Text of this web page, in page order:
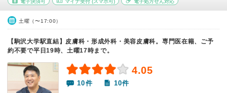
電子決済可 マイナ受付(スマホ可) 電子処方せん対応
土曜（〜17:00）
【駒沢大学駅直結】皮膚科・形成外科・美容皮膚科。専門医在籍、ご予
約不要で平日19時、土曜17時まで。
4.05
10件 10件